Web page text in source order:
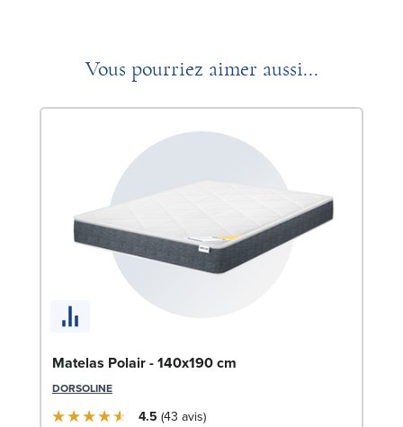
Vous pourriez aimer aussi...
Matelas Polair - 140x190 cm
DORSOLINE
4.5 43 avis